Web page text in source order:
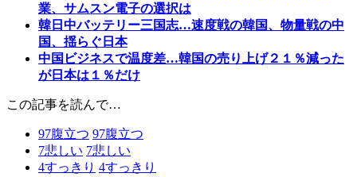
業、サムスン電子の選択は
韓日中バッテリー三国志…速度戦の韓国、物量戦の中
国、揺らぐ日本
中国ビジネスで温度差…韓国の売り上げ２１％減った
が日本は１％だけ
この記事を読んで…
97腹立つ 97腹立つ
7悲しい 7悲しい
4すっきり 4すっきり